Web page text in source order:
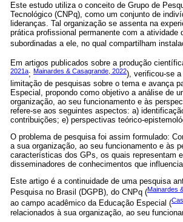
Este estudo utiliza o conceito de Grupo de
Tecnológico (CNPq), como um conjunto de
lideranças. Tal organização se assenta na
prática profissional permanente com a
subordinadas a ele, no qual compartilham
Em artigos publicados sobre a produção
2021a; Mainardes & Casagrande, 2022), verificou-se
limitação de pesquisas sobre o tema e avança
Especial, propondo como objetivo a análise de
organização, ao seu funcionamento e às
refere-se aos seguintes aspectos: a)
contribuições; e) perspectivas teórico-
O problema de pesquisa foi assim formulado:
a sua organização, ao seu funcionamento e às
características dos GPs, os quais representam
disseminadores de conhecimentos que
Este artigo é a continuidade de uma pesquisa
Pesquisa no Brasil (DGPB), do CNPq (Mainardes
ao campo acadêmico da Educação Especial (
relacionados à sua organização, ao seu